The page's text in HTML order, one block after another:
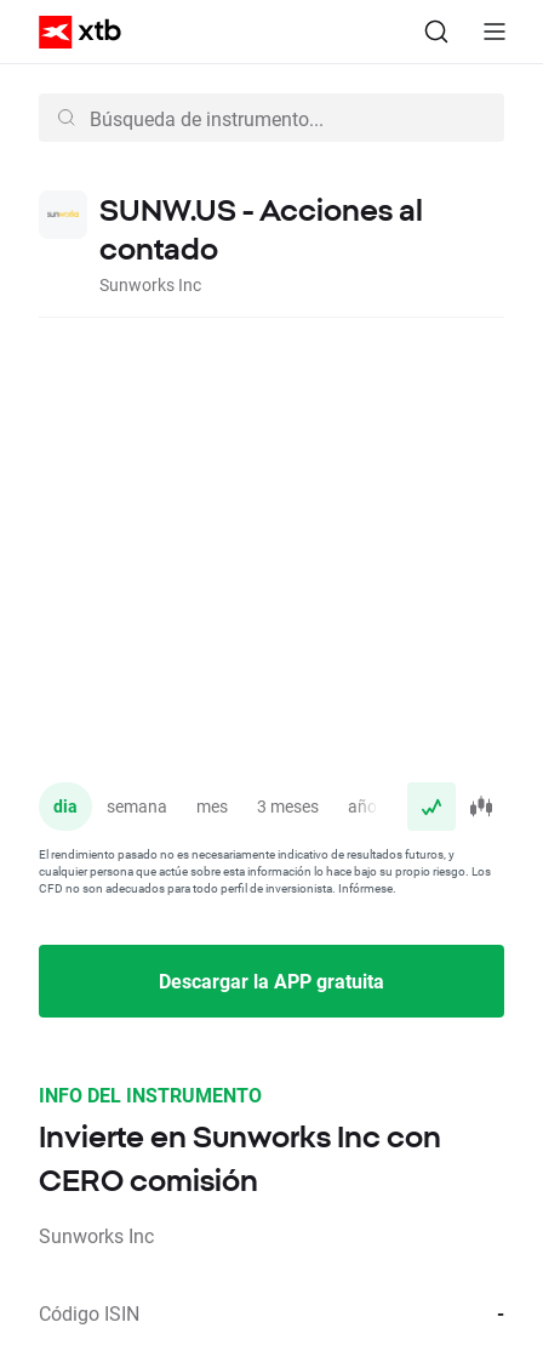
SUNW.US - Acciones al
contado
Sunworks Inc
dia semana mes 3 meses año
El rendimiento pasado no es necesariamente indicativo de resultados futuros, y
cualquier persona que actúe sobre esta información lo hace bajo su propio riesgo. Los
CFD no son adecuados para todo perfil de inversionista. Infórmese.
Descargar la APP gratuita
INFO DEL INSTRUMENTO
Invierte en Sunworks Inc con
CERO comisión
Sunworks Inc
Código ISIN -